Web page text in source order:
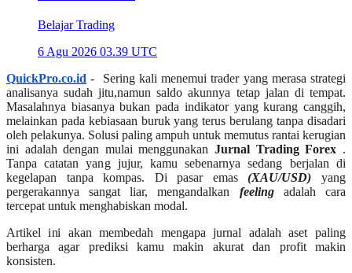
Belajar Trading
6 Agu 2026 03.39 UTC
QuickPro.co.id - Sering kali menemui trader yang merasa strategi
analisanya sudah jitu,namun saldo akunnya tetap jalan di tempat.
Masalahnya biasanya bukan pada indikator yang kurang canggih,
melainkan pada kebiasaan buruk yang terus berulang tanpa disadari
oleh pelakunya. Solusi paling ampuh untuk memutus rantai kerugian
ini adalah dengan mulai menggunakanJurnal Trading Forex .
Tanpa catatan yang jujur, kamu sebenarnya sedang berjalan di
kegelapan tanpa kompas. Di pasar emas(XAU/USD)
yang
pergerakannya sangat liar, mengandalkan
feeling
adalah cara
tercepat untuk menghabiskan modal.
Artikel ini akan membedah mengapa jurnal adalah aset paling
berharga agar prediksi kamu makin akurat dan profit makin
konsisten.